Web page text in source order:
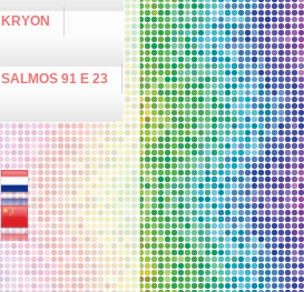
KRYON
SALMOS 91 E 23